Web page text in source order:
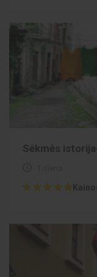
Sėkmės